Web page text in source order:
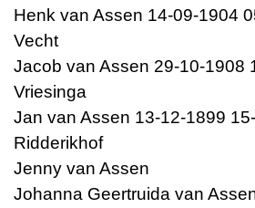
Henk van Assen 14-09-1904
Vecht
Jacob van Assen 29-10-1908
Vriesinga
Jan van Assen 13-12-1899
Ridderikhof
Jenny van Assen
Johanna Geertruida van